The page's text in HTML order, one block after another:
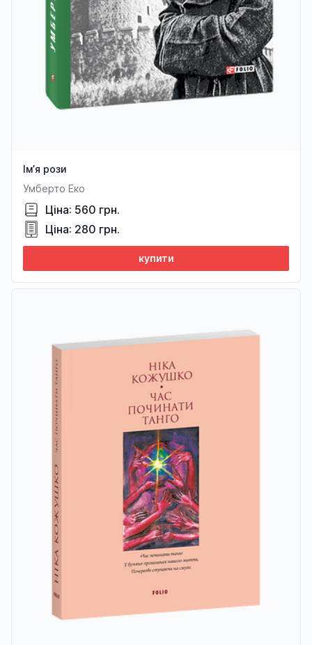
Ім’я рози
Умберто Еко
Ціна: 560 грн.
Ціна: 280 грн.
купити